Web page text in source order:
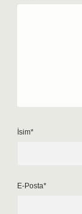
İsim*
E-Posta*